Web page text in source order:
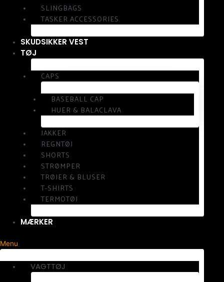
SLINGBAGS
TASKER ACCESSORIES
SKUDSIKKER VEST
TØJ
CAPS
BASEBALL CAP
HUER & BALACLAVA
JAKKER
REGNTØJ
SHORTS
STRØMPER
TRØJER & BLUSER
T-SHIRTS
TERMOTØJ
MÆRKER
Menu
VAGTTØJ